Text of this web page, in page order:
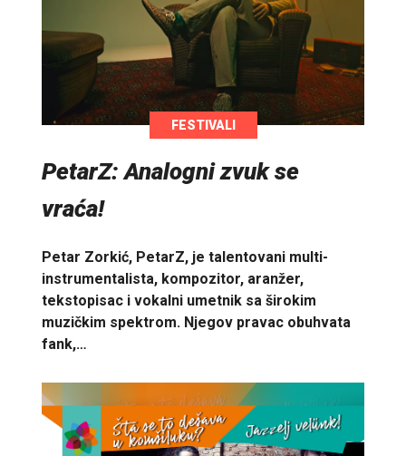
FESTIVALI
PetarZ: Analogni zvuk se
vraća!
Petar Zorkić, PetarZ, je talentovani multi-
instrumentalista, kompozitor, aranžer,
tekstopisac i vokalni umetnik sa širokim
muzičkim spektrom. Njegov pravac obuhvata
fank,…